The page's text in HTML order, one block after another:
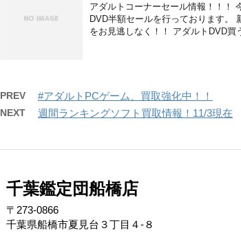
アダルトコーナーセール情報！！！
DVD半額セールを行っております。
をお見逃しなく！！ アダルトDVD
PREV #アダルトPCゲーム、買取強化中！！
NEXT 週間ランキングソフト買取情報！11/3現在
千葉鑑定団船橋店
〒273-0866
千葉県船橋市夏見台３丁目４-８